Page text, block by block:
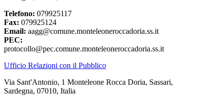
Telefono: 079925117
Fax: 079925124
Email: aagg@comune.monteleoneroccadoria.ss.it
PEC:
protocollo@pec.comune.monteleoneroccadoria.ss.it
Ufficio Relazioni con il Pubblico
Via Sant'Antonio, 1 Monteleone Rocca Doria, Sassari,
Sardegna, 07010, Italia